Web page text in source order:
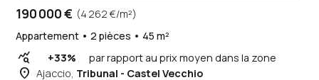
190 000 € (4 262 €/m²)
Appartement • 2 pièces • 45 m²
query_stats +33% par rapport au prix moyen dans la zone
place Ajaccio, Tribunal - Castel Vecchio